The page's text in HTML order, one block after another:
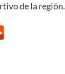
de la región.